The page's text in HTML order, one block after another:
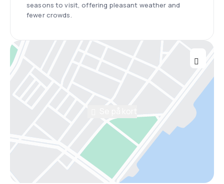
seasons to visit, offering pleasant weather and
fewer crowds.